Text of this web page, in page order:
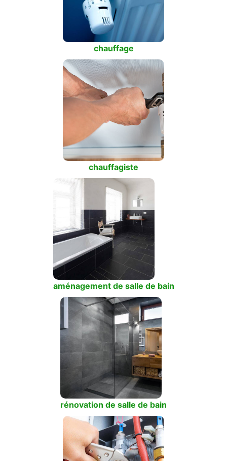
chauffage
chauffagiste
aménagement de salle de bain
rénovation de salle de bain